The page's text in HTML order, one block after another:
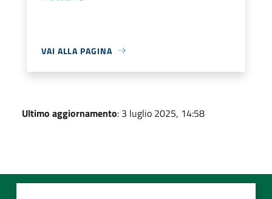
VAI ALLA PAGINA
Ultimo aggiornamento: 3 luglio 2025, 14:58